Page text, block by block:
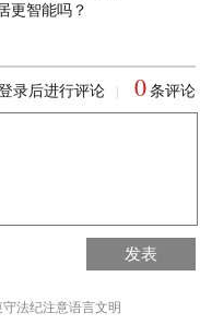
更智能吗？
录后进行评论 0 条评论
发表
法纪注意语言文明